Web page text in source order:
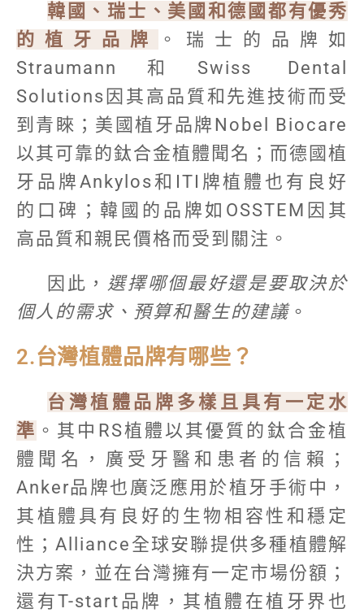
韓國、瑞士、美國和德國都有優秀
的植牙品牌
。瑞士的品牌如
Straumann和Swiss Dental
Solutions因其高品質和先進技術而受
到青睞；美國植牙品牌Nobel Biocare
以其可靠的鈦合金植體聞名；而德國植
牙品牌Ankylos和ITI牌植體也有良好
的口碑；韓國的品牌如OSSTEM因其
高品質和親民價格而受到關注。
因此， 選擇哪個最好還是要取決於
個人的需求、預算和醫生的建議。
2.台灣植體品牌有哪些？
台灣植體品牌多樣且具有一定水
準 。其中RS植體以其優質的鈦合金植
體聞名，廣受牙醫和患者的信賴；
Anker品牌也廣泛應用於植牙手術中，
其植體具有良好的生物相容性和穩定
性；Alliance全球安聯提供多種植體解
決方案，並在台灣擁有一定市場份額；
還有T-start品牌，其植體在植牙界也